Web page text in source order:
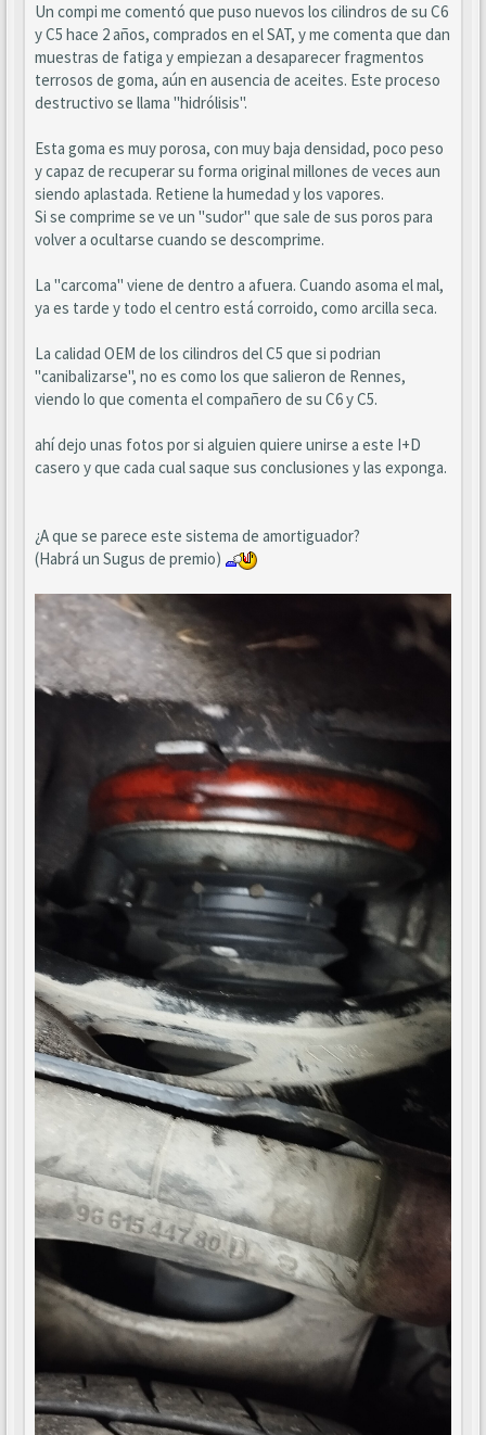
Un compi me comentó que puso nuevos los cilindros de su C6
y C5 hace 2 años, comprados en el SAT, y me comenta que dan
muestras de fatiga y empiezan a desaparecer fragmentos
terrosos de goma, aún en ausencia de aceites. Este proceso
destructivo se llama "hidrólisis".
Esta goma es muy porosa, con muy baja densidad, poco peso
y capaz de recuperar su forma original millones de veces aun
siendo aplastada. Retiene la humedad y los vapores.
Si se comprime se ve un "sudor" que sale de sus poros para
volver a ocultarse cuando se descomprime.
La "carcoma" viene de dentro a afuera. Cuando asoma el mal,
ya es tarde y todo el centro está corroido, como arcilla seca.
La calidad OEM de los cilindros del C5 que si podrian
"canibalizarse", no es como los que salieron de Rennes,
viendo lo que comenta el compañero de su C6 y C5.
ahí dejo unas fotos por si alguien quiere unirse a este I+D
casero y que cada cual saque sus conclusiones y las exponga.
¿A que se parece este sistema de amortiguador?
(Habrá un Sugus de premio)